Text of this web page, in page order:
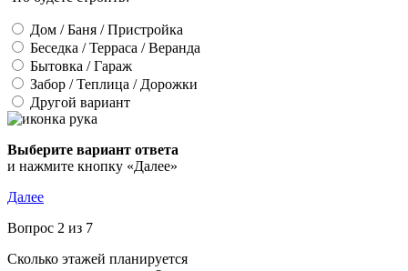
Дом / Баня / Пристройка
Беседка / Терраса / Веранда
Бытовка / Гараж
Забор / Теплица / Дорожки
Другой вариант
Выберите вариант ответа
и нажмите кнопку «Далее»
Далее
Вопрос 2 из 7
Сколько этажей планируется